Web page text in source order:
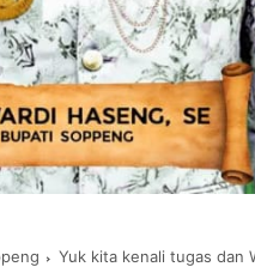
Yuk kita kenali tugas dan